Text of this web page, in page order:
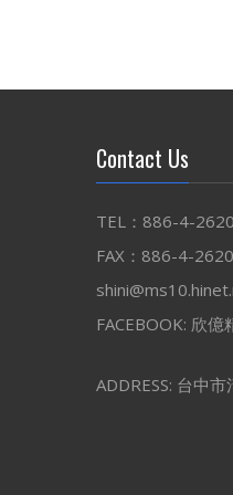
Contact Us
TEL：886-4-
FAX：886-4-
FACEBOOK: 欣億
ADDRESS: 台中